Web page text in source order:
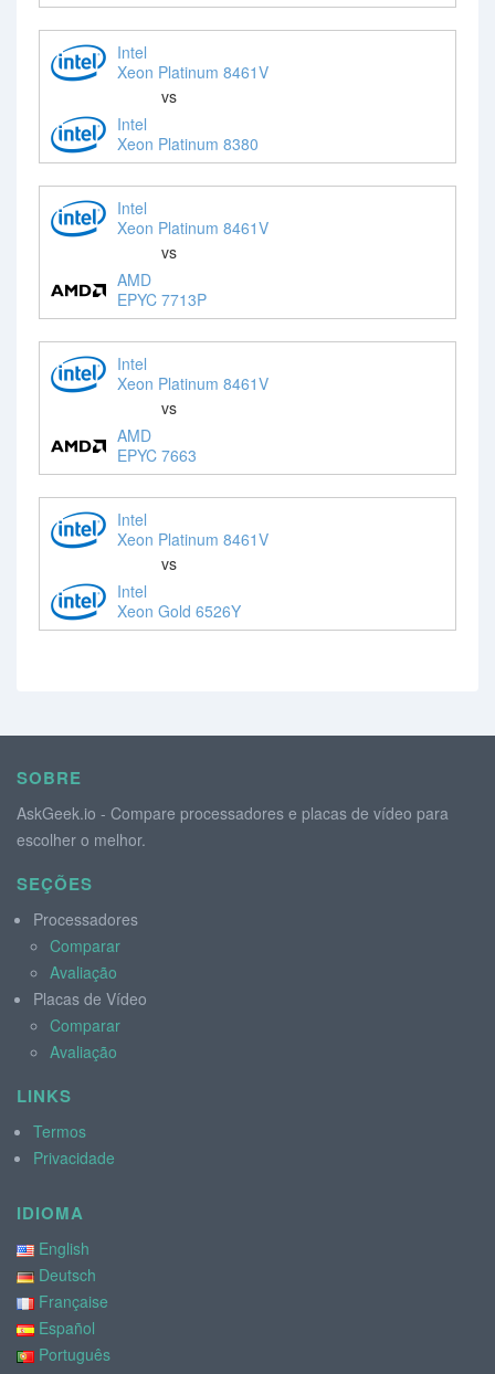
Intel
Xeon Platinum 8461V
vs
Intel
Xeon Platinum 8380
Intel
Xeon Platinum 8461V
vs
AMD
EPYC 7713P
Intel
Xeon Platinum 8461V
vs
AMD
EPYC 7663
Intel
Xeon Platinum 8461V
vs
Intel
Xeon Gold 6526Y
SOBRE
AskGeek.io - Compare processadores e placas de vídeo para
escolher o melhor.
SEÇÕES
Processadores
Comparar
Avaliação
Placas de Vídeo
Comparar
Avaliação
LINKS
Termos
Privacidade
IDIOMA
English
Deutsch
Française
Español
Português